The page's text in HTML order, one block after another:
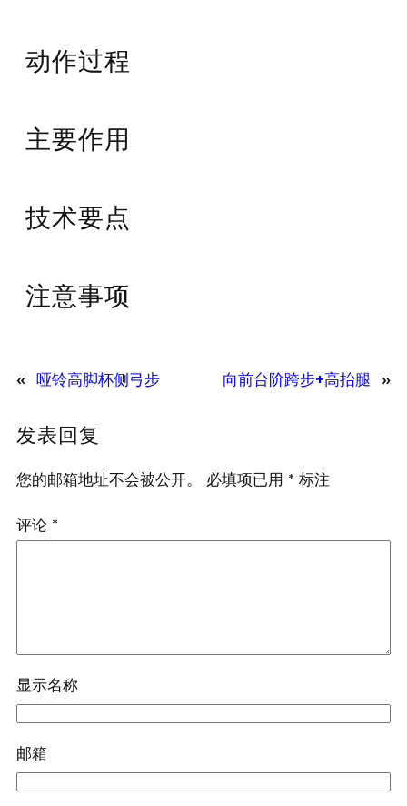
动作过程
主要作用
技术要点
注意事项
« 哑铃高脚杯侧弓步 向前台阶跨步+高抬腿 »
发表回复
您的邮箱地址不会被公开。 必填项已用 * 标注
评论 *
显示名称
邮箱